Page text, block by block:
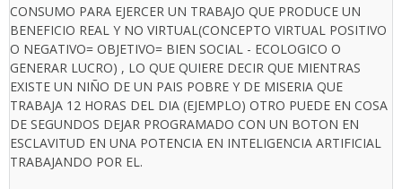
CONSUMO PARA EJERCER UN TRABAJO QUE PRODUCE UN
BENEFICIO REAL Y NO VIRTUAL(CONCEPTO VIRTUAL POSITIVO
O NEGATIVO= OBJETIVO= BIEN SOCIAL - ECOLOGICO O
GENERAR LUCRO) , LO QUE QUIERE DECIR QUE MIENTRAS
EXISTE UN NIÑO DE UN PAIS POBRE Y DE MISERIA QUE
TRABAJA 12 HORAS DEL DIA (EJEMPLO) OTRO PUEDE EN COSA
DE SEGUNDOS DEJAR PROGRAMADO CON UN BOTON EN
ESCLAVITUD EN UNA POTENCIA EN INTELIGENCIA ARTIFICIAL
TRABAJANDO POR EL.